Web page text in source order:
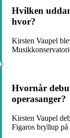
Hvilken
hvor?
Kirsten Vaupel
Hvornår
operasanger?
Kirsten Vaupel
Figaros bryllup på